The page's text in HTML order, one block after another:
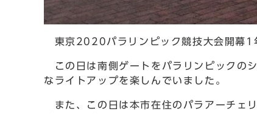
東京2020パラリンピック競技大会開幕1
この日は南側ゲートをパラリンピックの
なライトアップを楽しんでいました。
また、この日は本市在住のパラアーチェ